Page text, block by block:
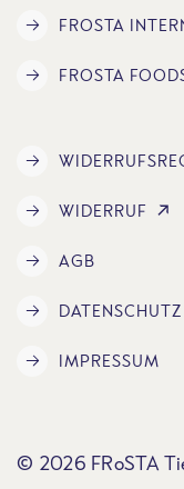
FROSTA
FROSTA
WIDERRUF
AGB
DATENSCHUTZ
IMPRESSUM
© 2026 FRoSTA